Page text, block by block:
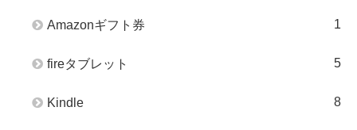
Amazonギフト券 1
fireタブレット 5
Kindle 8